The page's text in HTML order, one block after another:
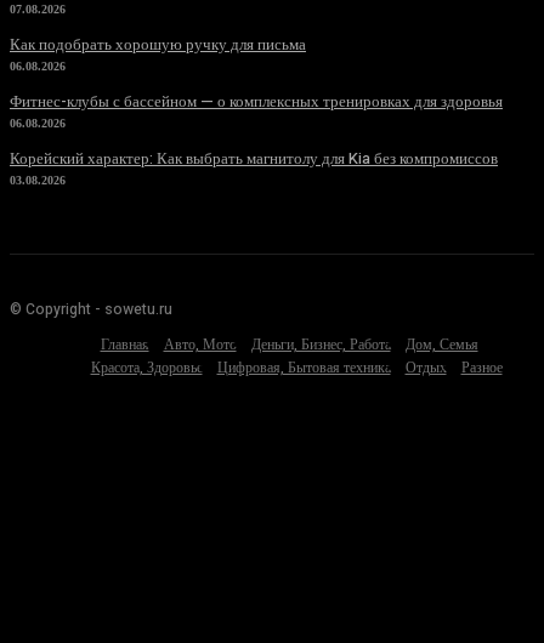
07.08.2026
Как подобрать хорошую ручку для письма
06.08.2026
Фитнес-клубы с бассейном — о комплексных тренировках для здоровья
06.08.2026
Корейский характер: Как выбрать магнитолу для Kia без компромиссов
03.08.2026
© Copyright - sowetu.ru
Главная
Авто, Мото Деньги, Бизнес, Работа
Дом, Семья
Красота, Здоровье
Цифровая, Бытовая техника Отдых Разное